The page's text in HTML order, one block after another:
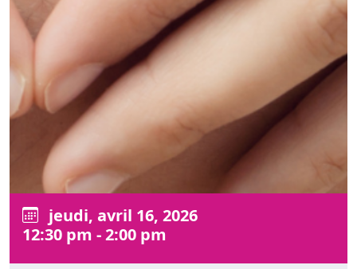
jeudi, avril 16, 2026
12:30 pm - 2:00 pm